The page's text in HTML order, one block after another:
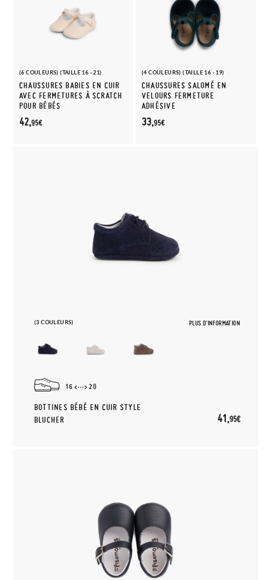
(6 COULEURS) (TAILLE 16 - 21)
CHAUSSURES BABIES EN CUIR
AVEC FERMETURES À SCRATCH
POUR BÉBÉS
42,95€
(4 COULEURS) (TAILLE 16 - 19)
CHAUSSURES SALOMÉ EN
VELOURS FERMETURE
ADHÉSIVE
33,95€
(3 COULEURS) PLUS D'INFORMATION
16 20
BOTTINES BÉBÉ EN CUIR STYLE
BLUCHER
41,95€